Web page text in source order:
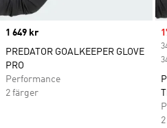
Price
1 649 kr
PREDATOR GOALKEEPER GLOVE
PRO
Performance
2 färger